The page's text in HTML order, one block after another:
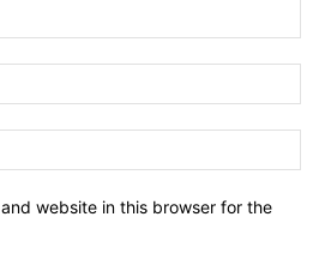
website in this browser for the